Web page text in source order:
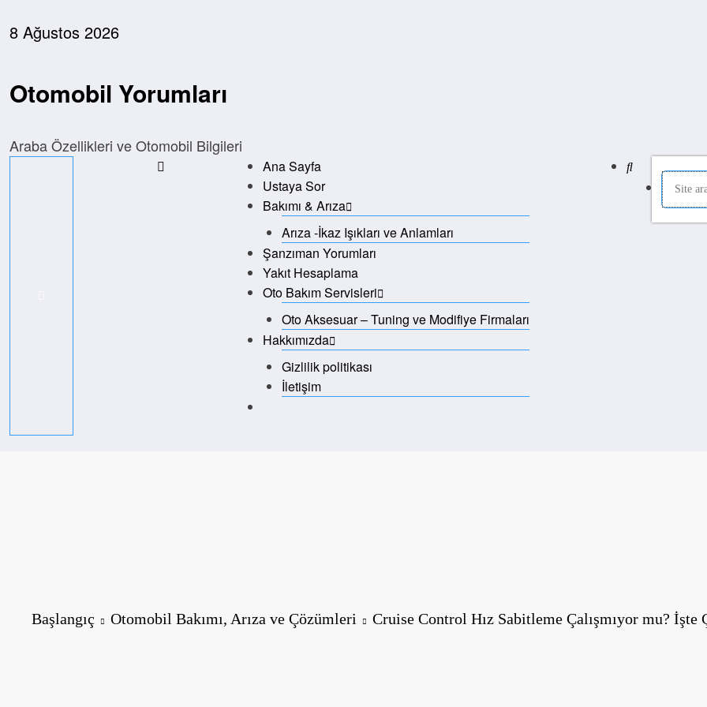
atla8 Ağustos 2026
Otomobil Yorumları
Araba Özellikleri ve Otomobil Bilgileri
Ana Sayfa
Ustaya Sor
Bakımı & Arıza
Arıza -İkaz Işıkları ve Anlamları
Şanzıman Yorumları
Yakıt Hesaplama
Oto Bakım Servisleri
Oto Aksesuar – Tuning ve Modifiye Firmaları
Hakkımızda
Gizlilik politikası
İletişim
Başlangıç Otomobil Bakımı, Arıza ve Çözümleri Cruise Control Hız Sabitleme Çalışmıyor mu? İşte